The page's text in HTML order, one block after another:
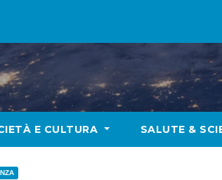
E CULTURA SALUTE &